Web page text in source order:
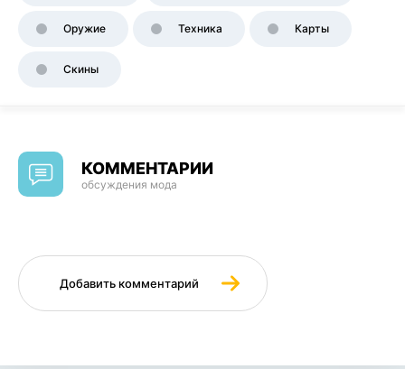
Оружие Техника Карты
Скины
КОММЕНТАРИИ
обсуждения мода
Добавить комментарий